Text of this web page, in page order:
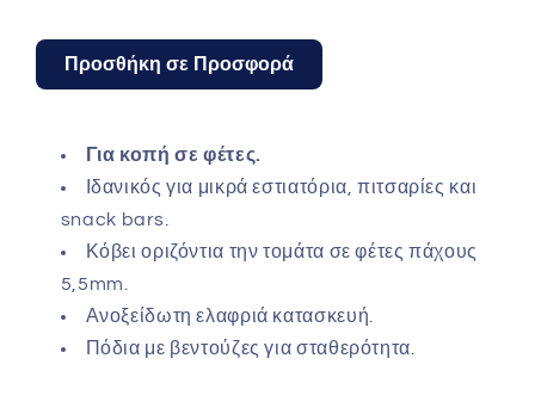
σε
φέτες
5,5mm
CTXM55
σε
φέτες
5,5mm
CTXM55
Προσθήκη σε Προσφορά
Για κοπή σε φέτες.
Ιδανικός για μικρά εστιατόρια, πιτσαρίες και
snack bars.
Κόβει οριζόντια την τομάτα σε φέτες πάχους
5,5mm.
Ανοξείδωτη ελαφριά κατασκευή.
Πόδια με βεντούζες για σταθερότητα.